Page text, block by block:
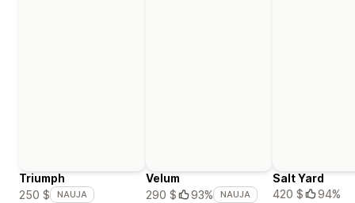
Triumph
250 $
NAUJA
Velum
290 $
93% NAUJA
Salt Yard
420 $
94%